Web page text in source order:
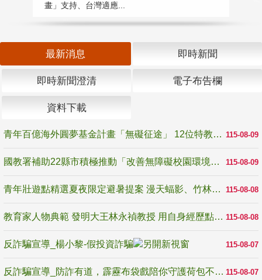
畫」支持、台灣適應...
最新消息 即時新聞
即時新聞澄清 電子布告欄
資料下載
115-08-09
青年百億海外圓夢基金計畫「無礙征途」 12位特教與弱勢青年勇闖西班牙 跨越感官限制見證生命蛻變
115-08-09
國教署補助22縣市積極推動「改善無障礙校園環境計畫」 打造友善、安全、無礙學習空間
115-08-08
青年壯遊點精選夏夜限定避暑提案 漫天蝠影、竹林尋蛙、茶香夜觀 邀青年暮色出發
115-08-08
教育家人物典範 發明大王林永禎教授 用自身經歷點亮學生的路
115-08-07
反詐騙宣導_楊小黎-假投資詐騙
115-08-07
反詐騙宣導_防詐有道，霹靂布袋戲陪你守護荷包不受騙